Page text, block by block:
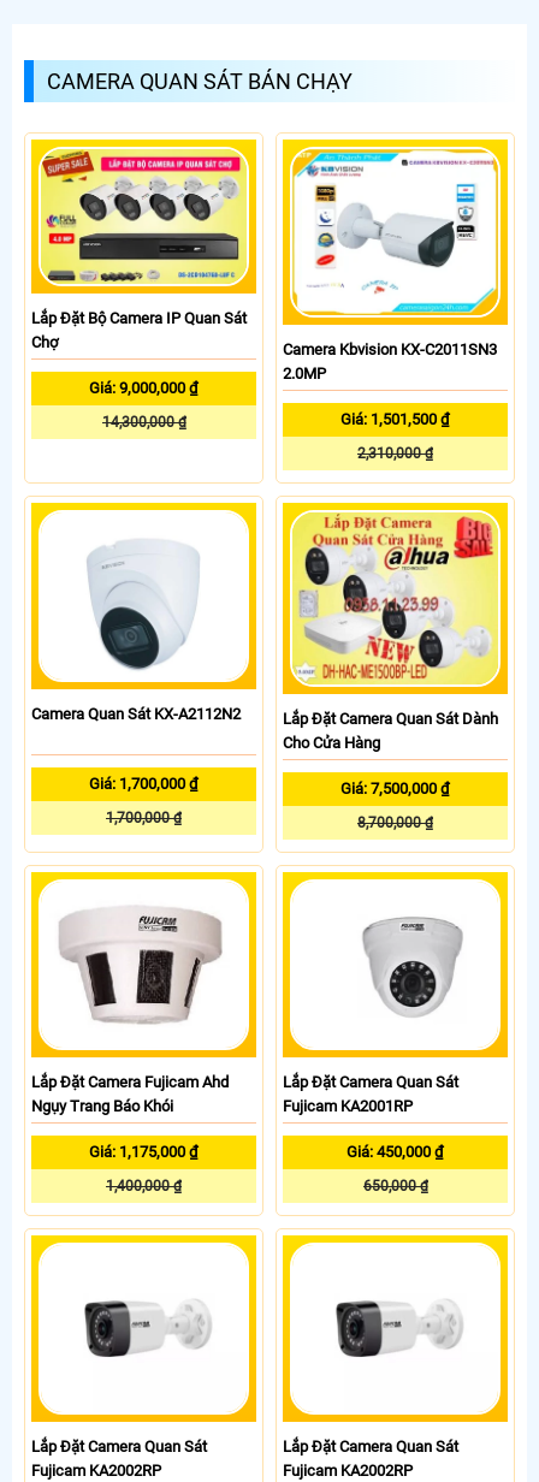
CAMERA QUAN SÁT BÁN CHẠY
Lắp Đặt Bộ Camera IP Quan Sát
Chợ
Giá: 9,000,000 ₫
14,300,000 ₫
Camera Kbvision KX-C2011SN3
2.0MP
Giá: 1,501,500 ₫
2,310,000 ₫
Camera Quan Sát KX-A2112N2
Giá: 1,700,000 ₫
1,700,000 ₫
Lắp Đặt Camera Quan Sát Dành
Cho Cửa Hàng
Giá: 7,500,000 ₫
8,700,000 ₫
Lắp Đặt Camera Fujicam Ahd
Ngụy Trang Báo Khói
Giá: 1,175,000 ₫
1,400,000 ₫
Lắp Đặt Camera Quan Sát
Fujicam KA2001RP
Giá: 450,000 ₫
650,000 ₫
Lắp Đặt Camera Quan Sát
Fujicam KA2002RP
Lắp Đặt Camera Quan Sát
Fujicam KA2002RP